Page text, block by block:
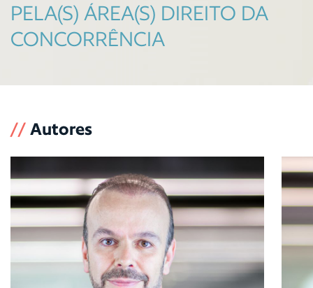
PELA(S) ÁREA(S) DIREITO DA
CONCORRÊNCIA
// Autores